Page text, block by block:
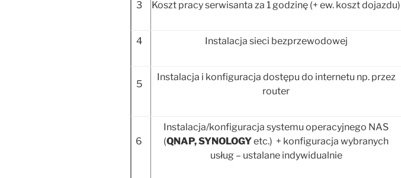
3 Koszt pracy serwisanta za 1 godzinę (+ ew. koszt dojazdu)
4 Instalacja sieci bezprzewodowej
5
Instalacja i konfiguracja dostępu do internetu np. przez
router
6
Instalacja/konfiguracja systemu operacyjnego NAS
(QNAP, SYNOLOGYetc.) + konfiguracja wybranych
usług – ustalane indywidualnie